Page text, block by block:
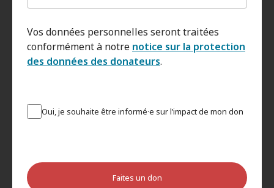
Vos données personnelles seront traitées
conformément à notre notice sur la protection
des données des donateurs.
Oui, je souhaite être informé·e sur l’impact de mon don
Faites un don